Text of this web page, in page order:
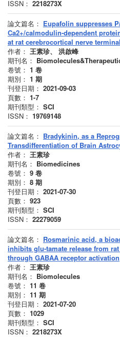
ISSN： 2218273X
論文篇名： Eupafolin suppresses
Ca2+/calmodulin-dependent
at rat cerebrocortical nerve
作者： 王素珍、 洪啟峰
期刊名：
卷號： 1 卷
期別： 1 期
刊登日期： 2021-09-03
頁數： 1-7
期刊類型： SCI
ISSN： 19769148
論文篇名： Bradykinin, as a
Transdifferentiation of Brain
作者： 王素珍
期刊名： Biomedicines
卷號： 9 卷
期別： 8 期
刊登日期： 2021-07-30
頁數： 923
期刊類型： SCI
ISSN： 22279059
論文篇名： Rosmarinic acid, a
inhibits glu-tamate release from
through GABAA receptor activation
作者： 王素珍
期刊名： Biomolecules
卷號： 11 卷
期別： 11 期
刊登日期： 2021-07-20
頁數： 1029
期刊類型： SCI
ISSN： 2218273X